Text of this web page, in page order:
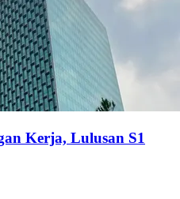
Kerja, Lulusan S1